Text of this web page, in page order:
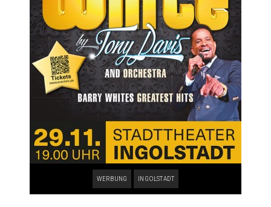
WERBUNG INGOLSTADT